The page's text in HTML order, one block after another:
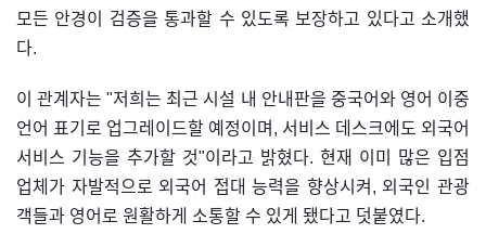
모든 안경이 검증을 통과할 수 있도록 보장하고 있다고 소개했
다.
이 관계자는 "저희는 최근 시설 내 안내판을 중국어와 영어 이중
언어 표기로 업그레이드할 예정이며, 서비스 데스크에도 외국어
서비스 기능을 추가할 것"이라고 밝혔다. 현재 이미 많은 입점
업체가 자발적으로 외국어 접대 능력을 향상시켜, 외국인 관광
객들과 영어로 원활하게 소통할 수 있게 됐다고 덧붙였다.